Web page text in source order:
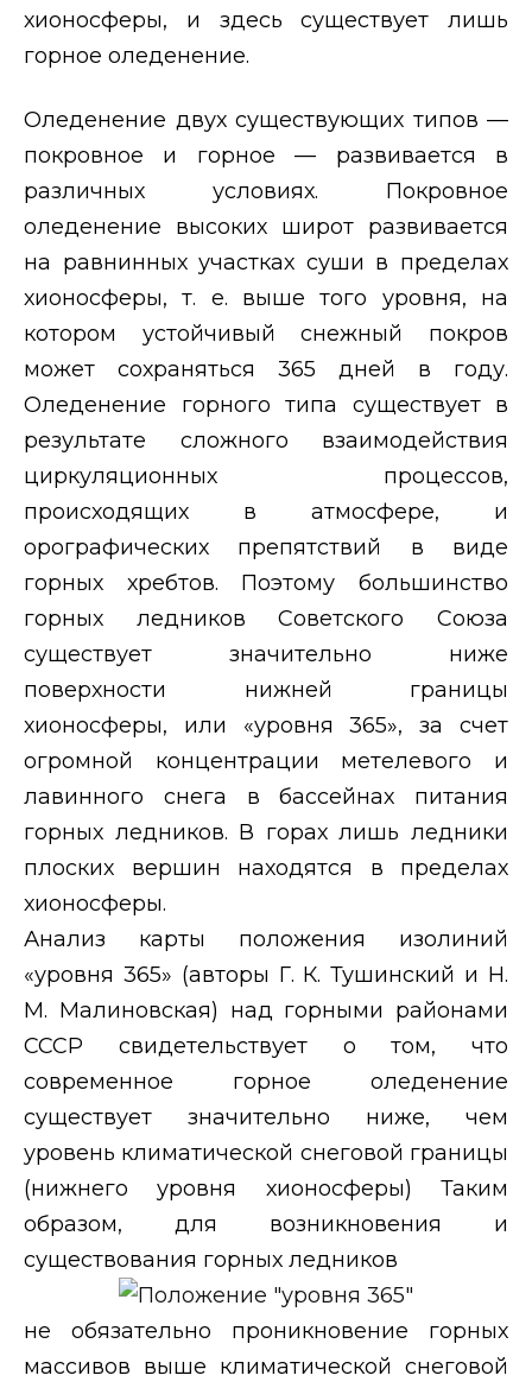
хионосферы, и здесь существует лишь
горное оледенение.
Оледенение двух существующих типов —
покровное и горное — развивается в
различных условиях. Покровное
оледенение высоких широт развивается
на равнинных участках суши в пределах
хионосферы, т. е. выше того уровня, на
котором устойчивый снежный покров
может сохраняться 365 дней в году.
Оледенение горного типа существует в
результате сложного взаимодействия
циркуляционных процессов,
происходящих в атмосфере, и
орографических препятствий в виде
горных хребтов. Поэтому большинство
горных ледников Советского Союза
существует значительно ниже
поверхности нижней границы
хионосферы, или «уровня 365», за счет
огромной концентрации метелевого и
лавинного снега в бассейнах питания
горных ледников. В горах лишь ледники
плоских вершин находятся в пределах
хионосферы.
Анализ карты положения изолиний
«уровня 365» (авторы Г. К. Тушинский и Н.
М. Малиновская) над горными районами
СССР свидетельствует о том, что
современное горное оледенение
существует значительно ниже, чем
уровень климатической снеговой границы
(нижнего уровня хионосферы) Таким
образом, для возникновения и
существования горных ледников
не обязательно проникновение горных
массивов выше климатической снеговой